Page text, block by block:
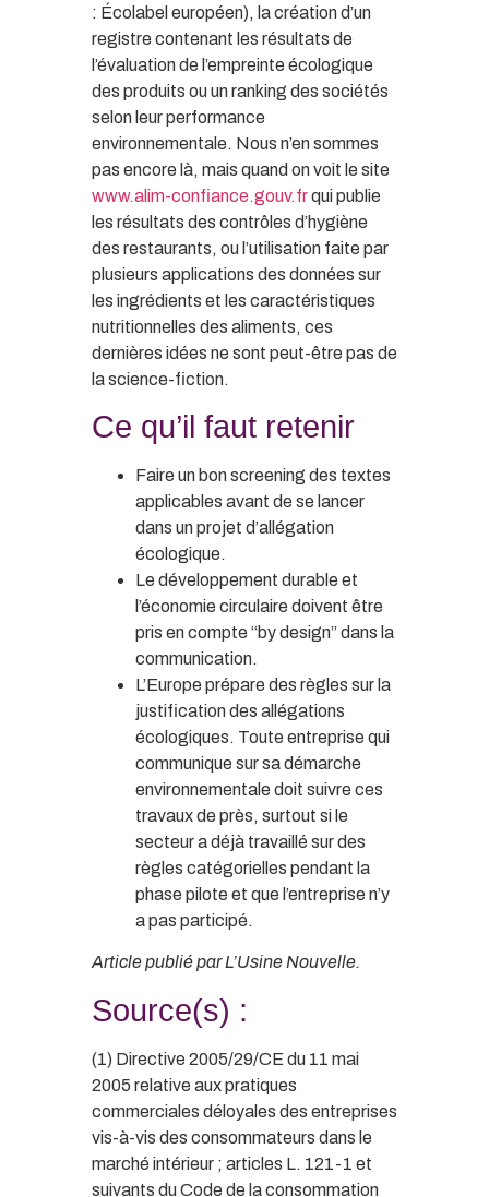
: Écolabel européen), la création d’un
registre contenant les résultats de
l’évaluation de l’empreinte écologique
des produits ou un ranking des sociétés
selon leur performance
environnementale. Nous n’en sommes
pas encore là, mais quand on voit le site
www.alim-confiance.gouv.frqui publie
les résultats des contrôles d’hygiène
des restaurants, ou l’utilisation faite par
plusieurs applications des données sur
les ingrédients et les caractéristiques
nutritionnelles des aliments, ces
dernières idées ne sont peut-être pas de
la science-fiction.
Ce qu’il faut retenir
Faire un bon screening des textes
applicables avant de se lancer
dans un projet d’allégation
écologique.
Le développement durable et
l’économie circulaire doivent être
pris en compte “by design” dans la
communication.
L’Europe prépare des règles sur la
justification des allégations
écologiques. Toute entreprise qui
communique sur sa démarche
environnementale doit suivre ces
travaux de près, surtout si le
secteur a déjà travaillé sur des
règles catégorielles pendant la
phase pilote et que l’entreprise n’y
a pas participé.
Article publié par L’Usine Nouvelle.
Source(s) :
(1) Directive 2005/29/CE du 11 mai
2005 relative aux pratiques
commerciales déloyales des entreprises
vis-à-vis des consommateurs dans le
marché intérieur ; articles L. 121-1 et
suivants du Code de la consommation